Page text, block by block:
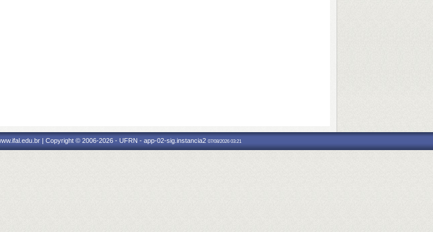
| Copyright © 2006-2026 - UFRN - app-02-sig.instancia2 07/08/2026 03:21